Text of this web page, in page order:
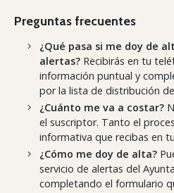
Preguntas frecuentes
¿Qué pasa si me doy de
alertas? Recibirás en tu
información puntual y
por la lista de distribución
¿Cuánto me va a costar?
el suscriptor. Tanto el
informativa que recibas en
¿Cómo me doy de alta?
servicio de alertas del
completando el formulario